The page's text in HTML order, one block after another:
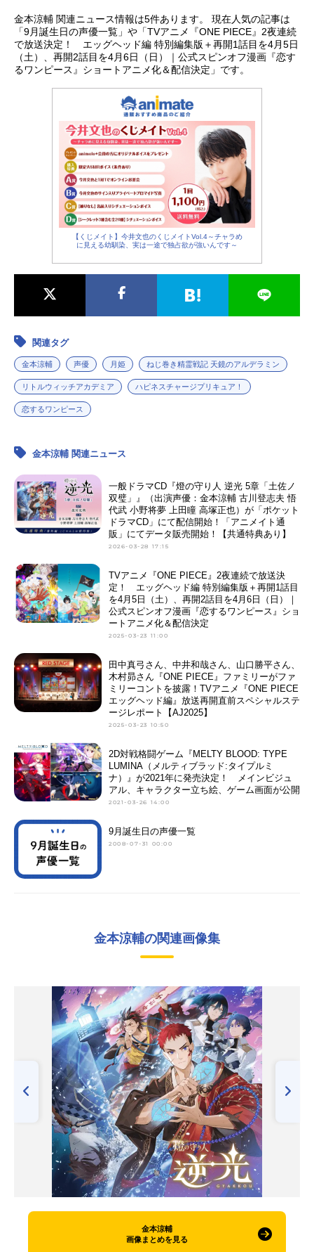
金本涼輔 関連ニュース情報は5件あります。 現在人気の記事は
「9月誕生日の声優一覧」や「TVアニメ『ONE PIECE』2夜連続
で放送決定！ エッグヘッド編 特別編集版＋再開1話⽬を4⽉5⽇
（⼟）、再開2話⽬を4⽉6⽇（⽇）｜公式スピンオフ漫画『恋す
るワンピース』ショートアニメ化＆配信決定」です。
【くじメイト】今井文也のくじメイトVol.4～チャラめ
に見える幼馴染、実は一途で独占欲が強いんです～
関連タグ
金本涼輔 声優 月姫 ねじ巻き精霊戦記 天鏡のアルデラミン
リトルウィッチアカデミア ハピネスチャージプリキュア！
恋するワンピース
金本涼輔 関連ニュース
一般ドラマCD『燈の守り人 逆光 5章「土佐ノ
双璧」』（出演声優：金本涼輔 古川登志夫 悟
代武 小野将夢 上田瞳 高塚正也）が「ポケット
ドラマCD」にて配信開始！「アニメイト通
販」にてデータ販売開始！【共通特典あり】
2026-03-28 17:15
TVアニメ『ONE PIECE』2夜連続で放送決
定！ エッグヘッド編 特別編集版＋再開1話⽬
を4⽉5⽇（⼟）、再開2話⽬を4⽉6⽇（⽇）｜
公式スピンオフ漫画『恋するワンピース』ショ
ートアニメ化＆配信決定
2025-03-23 11:00
田中真弓さん、中井和哉さん、山口勝平さん、
木村昴さん『ONE PIECE』ファミリーがファ
ミリーコントを披露！TVアニメ『ONE PIECE
エッグヘッド編』放送再開直前スペシャルステ
ージレポート【AJ2025】
2025-03-23 10:50
2D対戦格闘ゲーム『MELTY BLOOD: TYPE
LUMINA（メルティブラッド:タイプルミ
ナ）』が2021年に発売決定！ メインビジュ
アル、キャラクター立ち絵、ゲーム画面が公開
2021-03-26 14:00
9月誕生日の声優一覧
2008-07-31 00:00
金本涼輔の関連画像集
金本涼輔
画像まとめを見る